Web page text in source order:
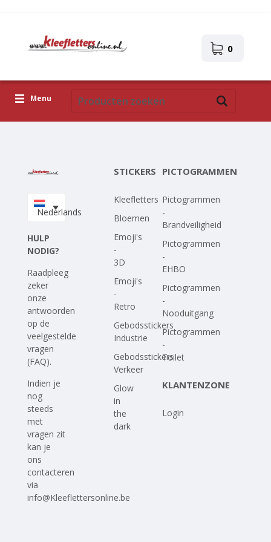
0
Menu
Upload je eigen ontwerp
Nederlands
HULP
NODIG?
Raadpleeg
zeker
onze
antwoorden
op de
veelgestelde
vragen
(FAQ).
Indien je
nog
steeds
met
vragen zit
kan je
ons
contacteren
via
info@Kleeflettersonline.be
STICKERS
Kleefletters
Bloemen
Emoji's
-
3D
Emoji's
-
Retro
Gebodsstickers
Industrie
Gebodsstickers
Verkeer
Glow
in
the
dark
PICTOGRAMMEN
Pictogrammen
-
Brandveiligheid
Pictogrammen
-
EHBO
Pictogrammen
-
Nooduitgang
Pictogrammen
-
Toilet
KLANTENZONE
Login